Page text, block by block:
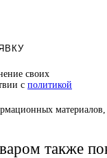
своих
с политикой
материалов,
также